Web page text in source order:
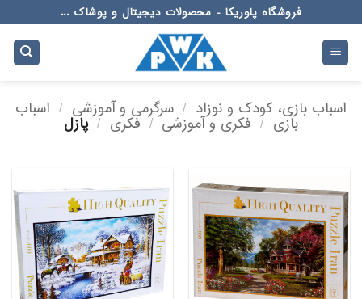
to
content
فروشگاه پاوریکا - محصولات دیجیتال و پوشاک ...
اسباب بازی، کودک و نوزاد / سرگرمی و آموزشی / اسباب
بازی / فکری و آموزشی / فکری /پازل